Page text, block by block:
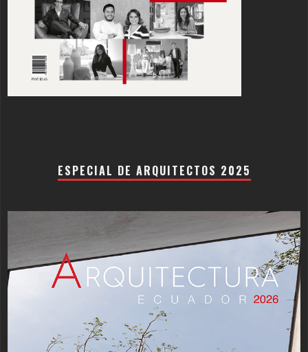
ESPECIAL DE ARQUITECTOS 2025